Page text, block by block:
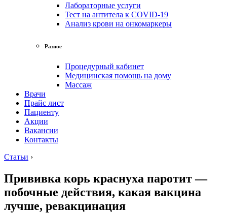
Лабораторные услуги
Тест на антитела к COVID-19
Анализ крови на онкомаркеры
Разное
Процедурный кабинет
Медицинская помощь на дому
Массаж
Врачи
Прайс лист
Пациенту
Акции
Вакансии
Контакты
Статьи ›
Прививка корь краснуха паротит —
побочные действия, какая вакцина
лучше, ревакцинация